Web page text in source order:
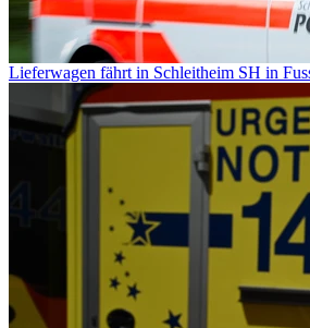
Lieferwagen fährt in Schleitheim SH in